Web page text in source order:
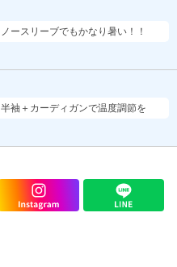
ノースリーブでもかなり暑い！！
半袖＋カーディガンで温度調節を